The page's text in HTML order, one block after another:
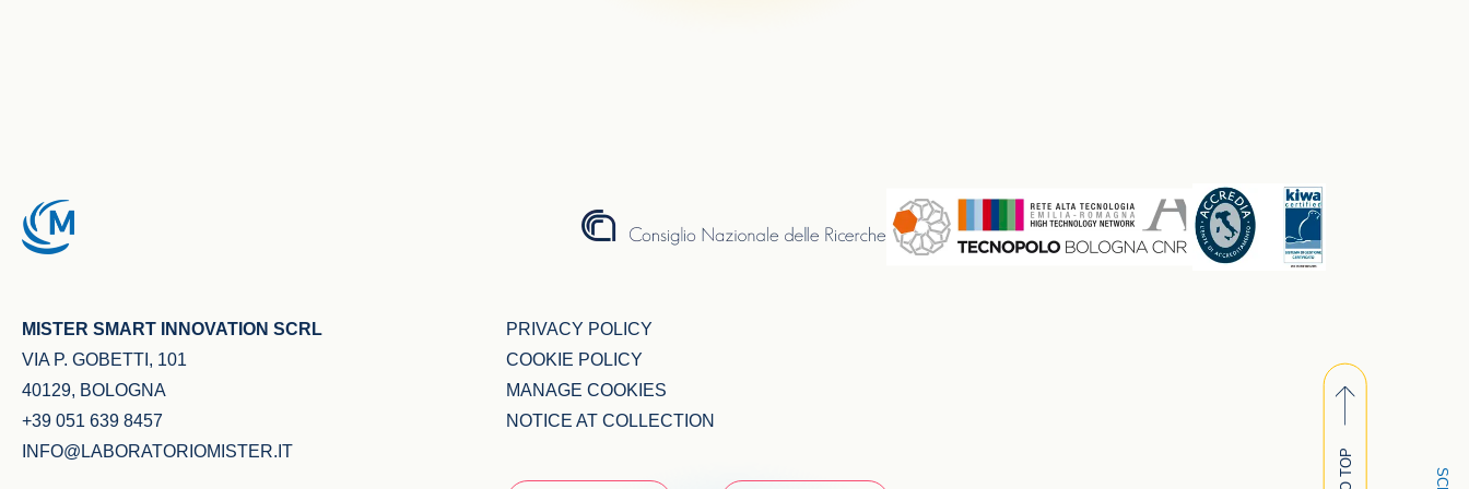
MISTER SMART INNOVATION SCRL
VIA P. GOBETTI, 101
40129, BOLOGNA
+39 051 639 8457
INFO@LABORATORIOMISTER.IT
PRIVACY POLICY
COOKIE POLICY
MANAGE COOKIES
NOTICE AT COLLECTION